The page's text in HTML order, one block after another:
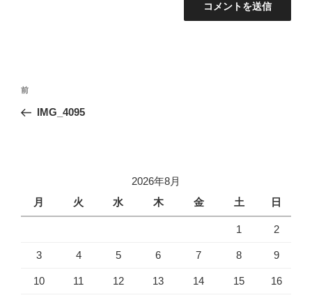
投
ナ
ョ
前
の
前
IMG_4095
2026年8月
月
火 水 木 金 土 日
1 2
3 4 5 6 7 8 9
10 11 12 13 14 15 16